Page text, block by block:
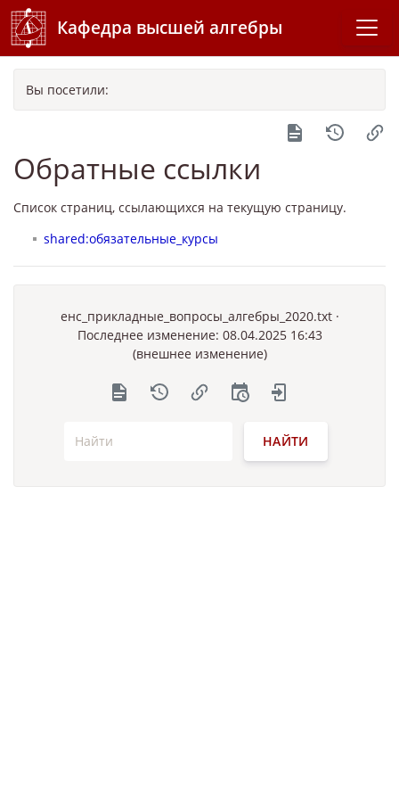
Кафедра высшей алгебры
Вы посетили:
Обратные ссылки
Список страниц, ссылающихся на текущую страницу.
shared:обязательные_курсы
енс_прикладные_вопросы_алгебры_2020.txt·
Последнее изменение: 08.04.2025 16:43
(внешнее изменение)
НАЙТИ